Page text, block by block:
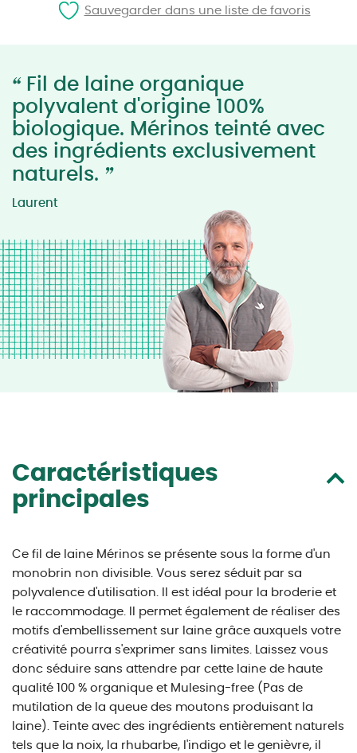
“ Fil de laine organique
polyvalent d'origine 100%
biologique. Mérinos teinté avec
des ingrédients exclusivement
naturels. ”
Laurent
Caractéristiques
principales
Ce fil de laine Mérinos se présente sous la forme d'un
monobrin non divisible. Vous serez séduit par sa
polyvalence d'utilisation. Il est idéal pour la broderie et
le raccommodage. Il permet également de réaliser des
motifs d'embellissement sur laine grâce auxquels votre
créativité pourra s'exprimer sans limites. Laissez vous
donc séduire sans attendre par cette laine de haute
qualité 100 % organique et Mulesing-free (Pas de
mutilation de la queue des moutons produisant la
laine). Teinte avec des ingrédients entièrement naturels
tels que la noix, la rhubarbe, l'indigo et le genièvre, il
Sauvegarder dans une liste de favoris